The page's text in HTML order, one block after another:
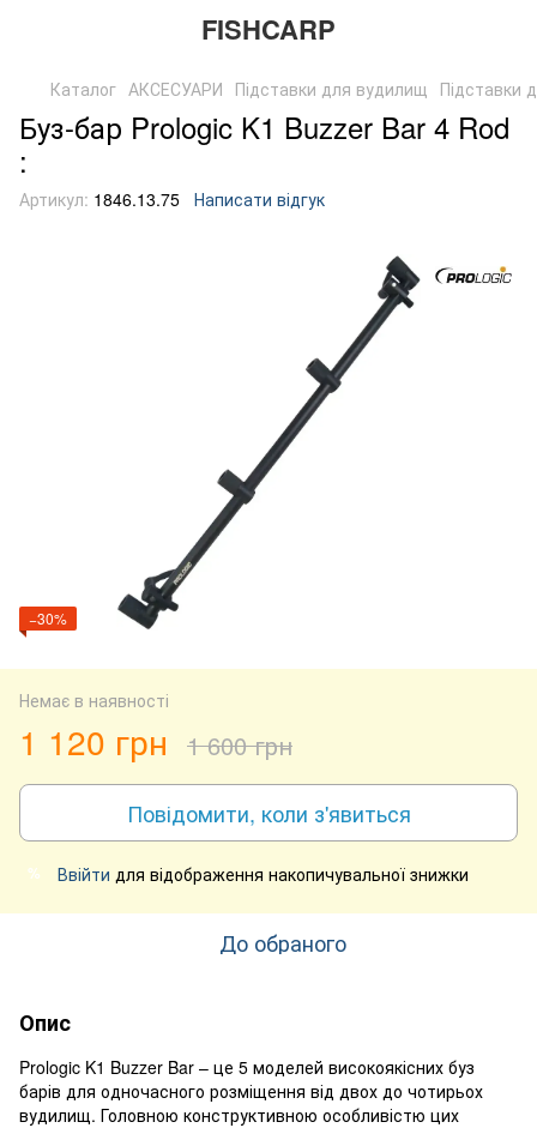
FISHCARP
Каталог АКСЕСУАРИ Підставки для вудилищ Підставки
Буз-бар Prologic K1 Buzzer Bar 4 Rod
:
Артикул: 1846.13.75 Написати відгук
−30%
Немає в наявності
1 120 грн 1 600 грн
Повідомити, коли з'явиться
% Ввійти для відображення накопичувальної знижки
До обраного
Опис
Prologic K1 Buzzer Bar – це 5 моделей високоякісних буз
барів для одночасного розміщення від двох до чотирьох
вудилищ. Головною конструктивною особливістю цих